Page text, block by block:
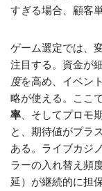
すぎる場合、顧客
ゲーム選定では、
注目する。資金が
度を高め、イベン
略が使える。ここ
率 、そしてプロモ
と、期待値がプラ
ある。ライブカジ
ラーの入れ替え頻
延）が継続的に担